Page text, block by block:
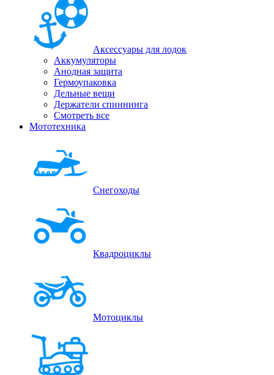
Аксессуары для лодок
Аккумуляторы
Анодная защита
Гермоупаковка
Дельные вещи
Держатели спиннинга
Смотреть все
Мототехника
Снегоходы
Квадроциклы
Мотоциклы